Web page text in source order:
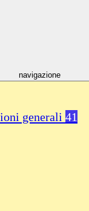
navigazione
generali 41